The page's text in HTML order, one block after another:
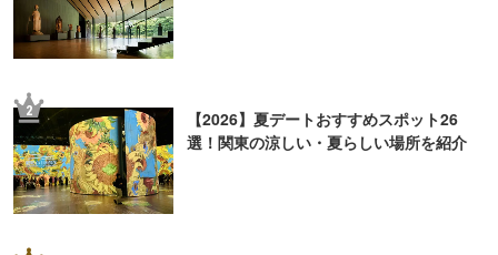
2
【2026】夏デートおすすめスポット26
選！関東の涼しい・夏らしい場所を紹介